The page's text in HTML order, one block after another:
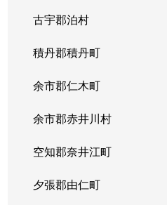
古宇郡泊村
積丹郡積丹町
余市郡仁木町
余市郡赤井川村
空知郡奈井江町
夕張郡由仁町